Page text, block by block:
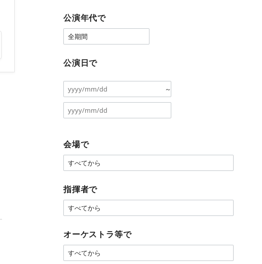
公演年代で
公演日で
～
会場で
指揮者で
オーケストラ等で